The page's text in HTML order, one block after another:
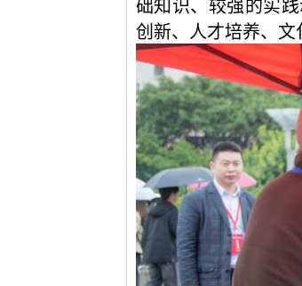
础知识、较强的实
创新、人才培养、文